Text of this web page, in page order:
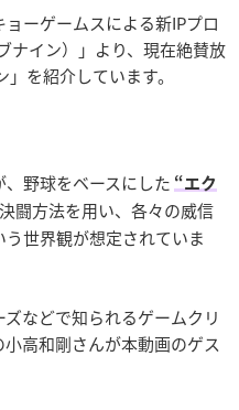
ーゲームスによる新IPプロ
ナイン）」より、現在絶賛放
を紹介しています。
野球をベースにした “エク
闘方法を用い、各々の威信
世界観が想定されていま
などで知られるゲームクリ
高和剛さんが本動画のゲス